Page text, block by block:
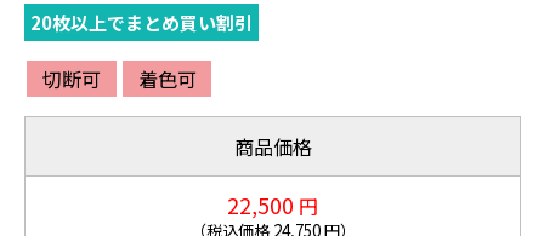
20枚以上でまとめ買い割引
切断可 着色可
商品価格
22,500 円
（税込価格24,750円）